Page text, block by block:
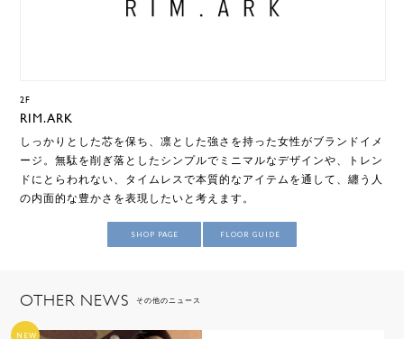
2F
RIM.ARK
しっかりとした芯を保ち、凛とした強さを持った女性がブランドイメ
ージ。無駄を削ぎ落としたシンプルでミニマルなデザインや、トレン
ドにとらわれない、タイムレスで本質的なアイテムを通して、纏う人
の内面的な豊かさを表現したいと考えます。
SHOP PAGE FLOOR GUIDE
OTHER NEWS その他のニュース
NEW